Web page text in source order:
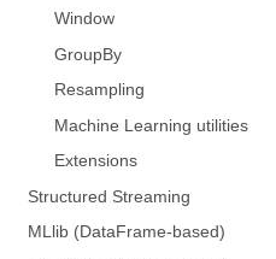
Window
GroupBy
Resampling
Machine Learning utilities
Extensions
Structured Streaming
MLlib (DataFrame-based)